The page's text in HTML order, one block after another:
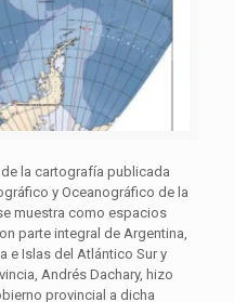
la cartografía publicada
y Oceanográfico de la
muestra como espacios
parte integral de Argentina,
e Islas del Atlántico Sur y
Andrés Dachary, hizo
provincial a dicha